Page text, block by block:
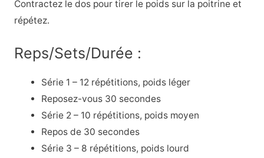
Contractez le dos pour tirer le poids sur la poitrine et
répétez.
Reps/Sets/Durée :
Série 1 – 12 répétitions, poids léger
Reposez-vous 30 secondes
Série 2 – 10 répétitions, poids moyen
Repos de 30 secondes
Série 3 – 8 répétitions, poids lourd